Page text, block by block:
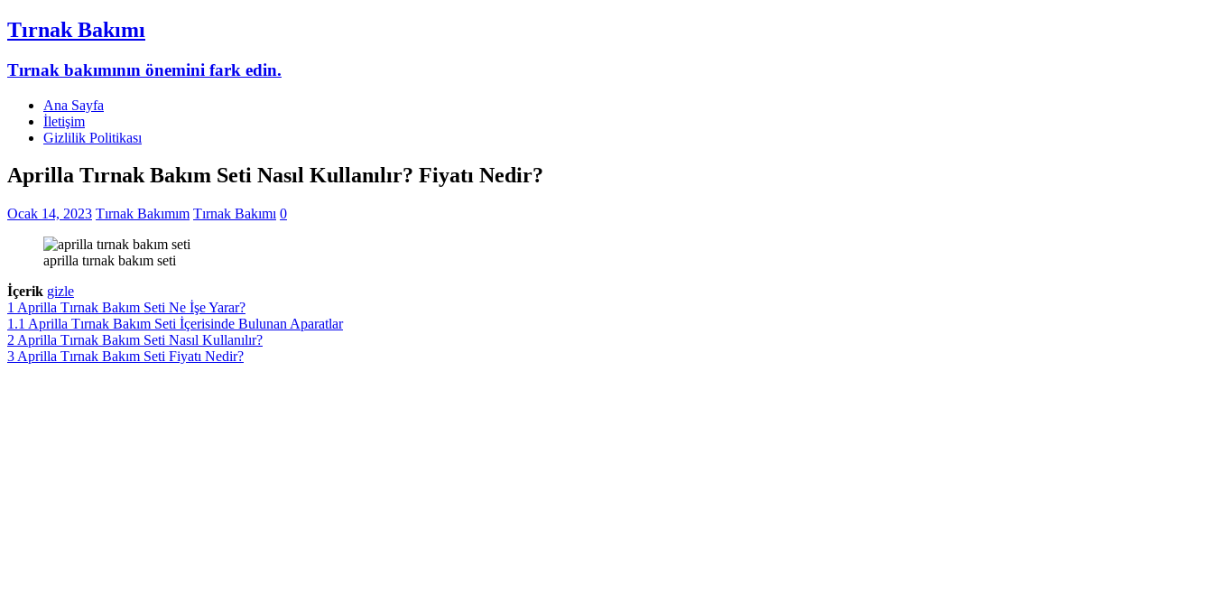
Tırnak Bakımı
Tırnak bakımının önemini fark edin.
Ana Sayfa
İletişim
Gizlilik Politikası
Aprilla Tırnak Bakım Seti Nasıl Kullanılır? Fiyatı Nedir?
Ocak 14, 2023 Tırnak Bakımım Tırnak Bakımı 0
aprilla tırnak bakım seti
İçerik gizle
1 Aprilla Tırnak Bakım Seti Ne İşe Yarar?
1.1 Aprilla Tırnak Bakım Seti İçerisinde Bulunan Aparatlar
2 Aprilla Tırnak Bakım Seti Nasıl Kullanılır?
3 Aprilla Tırnak Bakım Seti Fiyatı Nedir?